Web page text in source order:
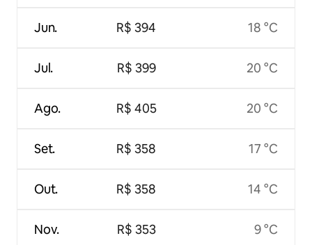
Jun.
Jul.
Ago.
Set.
Out.
Nov.
R$ 394
R$ 399
R$ 405
R$ 358
R$ 358
R$ 353
18 °C
20 °C
20 °C
17 °C
14 °C
9 °C